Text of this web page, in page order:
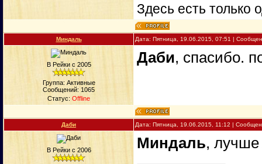
Здесь есть только
Миндаль Дата: Пятница, 19.06.2015, 07:51 |
В Рейки с 2005
Группа: Активные
Сообщений: 1065
Статус: Offline
Даби, спасибо.
Даби Дата: Пятница, 19.06.2015, 11:12 |
В Рейки с 2006 Миндаль,